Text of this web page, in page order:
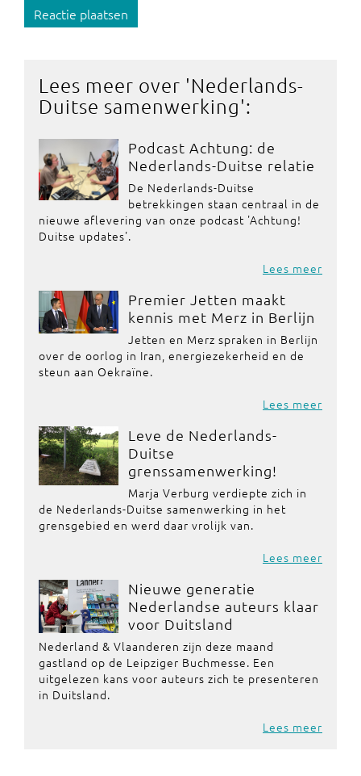
Reactie plaatsen
Lees meer over 'Nederlands-
Duitse samenwerking':
Podcast Achtung: de
Nederlands-Duitse relatie
De Nederlands-Duitse
betrekkingen staan centraal in de
nieuwe aflevering van onze podcast 'Achtung!
Duitse updates'.
Lees meer
Premier Jetten maakt
kennis met Merz in Berlijn
Jetten en Merz spraken in Berlijn
over de oorlog in Iran, energiezekerheid en de
steun aan Oekraïne.
Lees meer
Leve de Nederlands-
Duitse
grenssamenwerking!
Marja Verburg verdiepte zich in
de Nederlands-Duitse samenwerking in het
grensgebied en werd daar vrolijk van.
Lees meer
Nieuwe generatie
Nederlandse auteurs klaar
voor Duitsland
Nederland & Vlaanderen zijn deze maand
gastland op de Leipziger Buchmesse. Een
uitgelezen kans voor auteurs zich te presenteren
in Duitsland.
Lees meer